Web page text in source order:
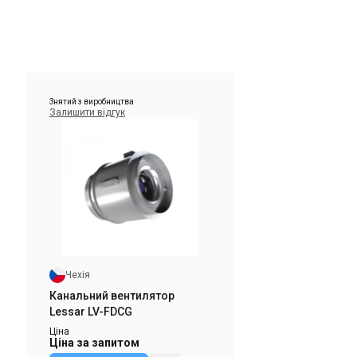
Знятий з виробництва
Залишити відгук
Чехія
Канальний вентилятор
Lessar LV-FDCG
Ціна
Ціна за запитом